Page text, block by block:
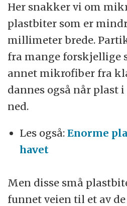
Her snakker vi om
plastbiter som er
millimeter brede.
fra mange forskjellige
annet mikrofiber fra
dannes også når plast
ned.
Les også:Enorme
havet
Men disse små
funnet veien til et av